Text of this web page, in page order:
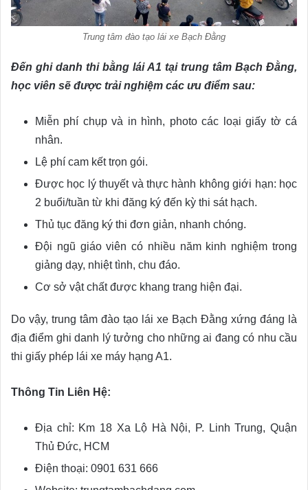
Trung tâm đào tạo lái xe Bạch Đằng
Đến ghi danh thi bằng lái A1 tại trung tâm Bạch Đằng,
học viên sẽ được trải nghiệm các ưu điểm sau:
Miễn phí chụp và in hình, photo các loại giấy tờ cá
nhân.
Lệ phí cam kết trọn gói.
Được học lý thuyết và thực hành không giới hạn: học
2 buổi/tuần từ khi đăng ký đến kỳ thi sát hạch.
Thủ tục đăng ký thi đơn giản, nhanh chóng.
Đội ngũ giáo viên có nhiều năm kinh nghiệm trong
giảng dạy, nhiệt tình, chu đáo.
Cơ sở vật chất được khang trang hiện đại.
Do vậy, trung tâm đào tạo lái xe Bạch Đằng xứng đáng là
địa điểm ghi danh lý tưởng cho những ai đang có nhu cầu
thi giấy phép lái xe máy hạng A1.
Thông Tin Liên Hệ:
Địa chỉ: Km 18 Xa Lộ Hà Nội, P. Linh Trung, Quận
Thủ Đức, HCM
Điện thoại: 0901 631 666